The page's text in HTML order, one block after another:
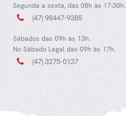
Segunda a sexta, das 08h às 17:30h.
(47) 98447-9385
Sábados das 09h às 13h.
No Sábado Legal das 09h às 17h.
(47) 3275-0137